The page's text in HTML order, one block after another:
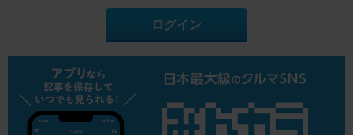
ログイン